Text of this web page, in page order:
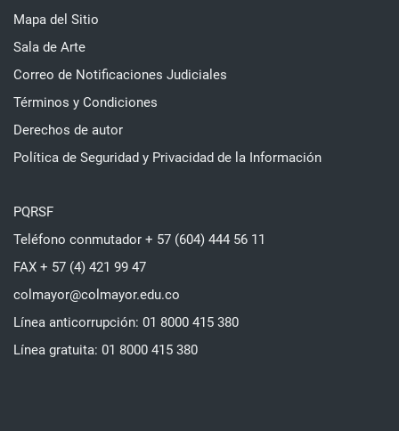
Mapa del Sitio
Sala de Arte
Correo de Notificaciones Judiciales
Términos y Condiciones
Derechos de autor
Política de Seguridad y Privacidad de la Información
PQRSF
Teléfono conmutador + 57 (604) 444 56 11
FAX + 57 (4) 421 99 47
colmayor@colmayor.edu.co
Línea anticorrupción: 01 8000 415 380
Línea gratuita: 01 8000 415 380